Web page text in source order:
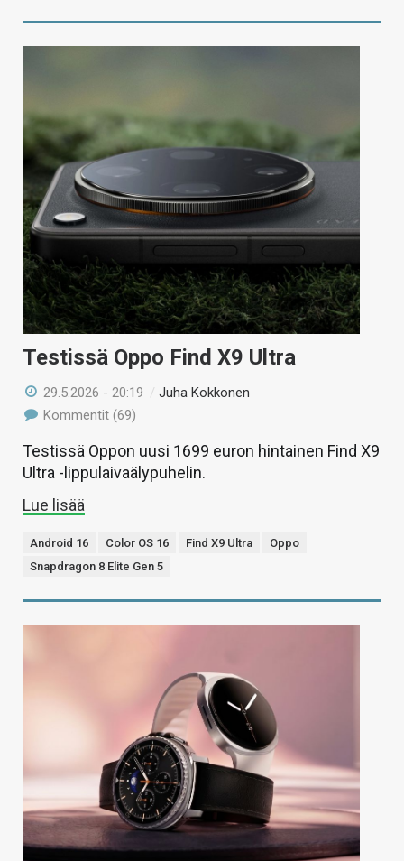
Testissä Oppo Find X9 Ultra
29.5.2026 - 20:19 /Juha Kokkonen
Kommentit (69)
Testissä Oppon uusi 1699 euron hintainen Find X9
Ultra -lippulaivaälypuhelin.
Lue lisää
Android 16 Color OS 16 Find X9 Ultra
Oppo
Snapdragon 8 Elite Gen 5